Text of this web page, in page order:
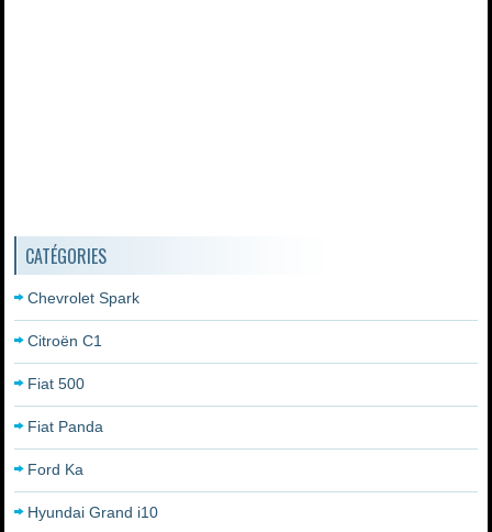
CATÉGORIES
Chevrolet Spark
Citroën C1
Fiat 500
Fiat Panda
Ford Ka
Hyundai Grand i10